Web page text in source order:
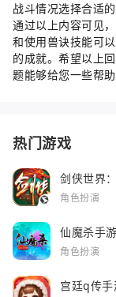
战斗情况选择合适的
通过以上内容可见
和使用兽诀技能可
的成就。希望以上
题能够给您一些帮助
热门游戏
剑侠世界
角色扮演
仙魔杀手
角色扮演
宫廷q传手